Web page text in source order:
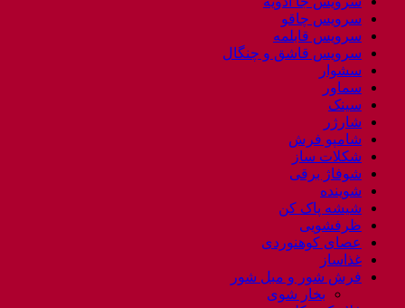
سرویس چاقو
سرویس قابلمه
سرویس قاشق و چنگال
سشوار
سماور
سینک
شارژر
شامپو فرش
شکلات ساز
شوفاژ برقی
شوینده
شیشه پاک کن
ظرفشویی
عصای کوهنوردی
غذاساز
فرش شور و مبل شور
بخار شوی